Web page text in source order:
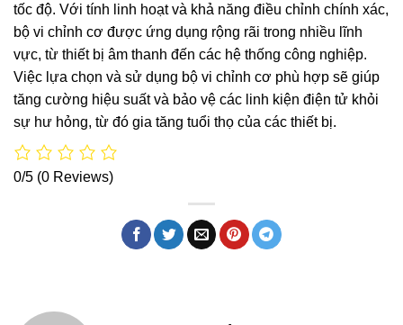
tốc độ. Với tính linh hoạt và khả năng điều chỉnh chính xác,
bộ vi chỉnh cơ được ứng dụng rộng rãi trong nhiều lĩnh
vực, từ thiết bị âm thanh đến các hệ thống công nghiệp.
Việc lựa chọn và sử dụng bộ vi chỉnh cơ phù hợp sẽ giúp
tăng cường hiệu suất và bảo vệ các linh kiện điện tử khỏi
sự hư hỏng, từ đó gia tăng tuổi thọ của các thiết bị.
0/5 (0 Reviews)